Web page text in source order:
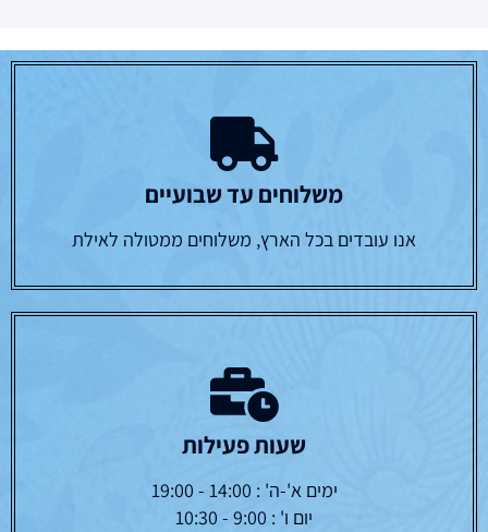
משלוחים עד שבועיים
אנו עובדים בכל הארץ, משלוחים ממטולה לאילת
שעות פעילות
ימים א'-ה' : 14:00 - 19:00
יום ו' : 9:00 - 10:30